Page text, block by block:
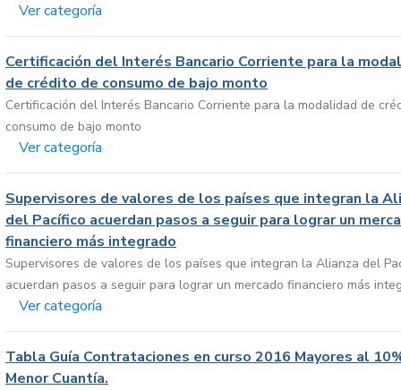
Ver categoría
Certificación del Interés Bancario Corriente para la
de crédito de consumo de bajo monto
Certificación del Interés Bancario Corriente para la modalidad de
consumo de bajo monto
Ver categoría
Supervisores de valores de los países que integran la
del Pacífico acuerdan pasos a seguir para lograr un
financiero más integrado
Supervisores de valores de los países que integran la Alianza del
acuerdan pasos a seguir para lograr un mercado financiero más
Ver categoría
Tabla Guía Contrataciones en curso 2016 Mayores al
Menor Cuantía.